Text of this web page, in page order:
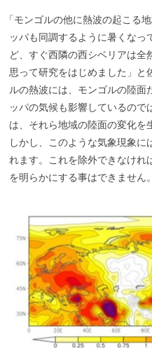
「モンゴルの他に熱波の起こる
ッパも同調するように暑くなっ
ど、すぐ西隣の西シベリアは全
思って研究をはじめました」と
ルの熱波には、モンゴルの陸面
ッパの気候も影響しているので
は、それら地域の陸面の変化を
しかし、このような気象現象に
れます。これを除外できなけれ
を明らかにする事はできません。